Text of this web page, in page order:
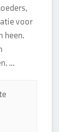
voor
heen.
...